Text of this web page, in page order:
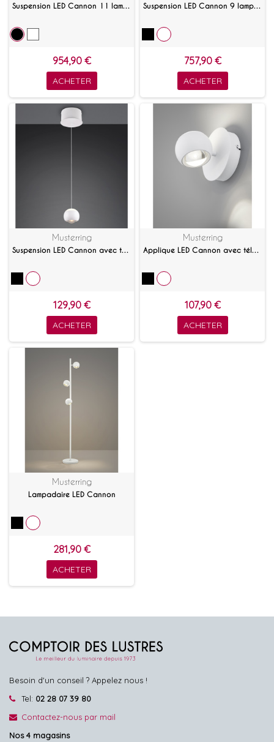
Suspension LED Cannon 11 lampes linéaire avec télécommande
954,90 €
ACHETER
Suspension LED Cannon 9 lampes avec télécommande
757,90 €
ACHETER
Musterring
Suspension LED Cannon avec télécommande
129,90 €
ACHETER
Musterring
Applique LED Cannon avec télécommande
107,90 €
ACHETER
Musterring
Lampadaire LED Cannon
281,90 €
ACHETER
Besoin d'un conseil ? Appelez nous !
Tel: 02 28 07 39 80
Contactez-nous par mail
Nos 4 magasins